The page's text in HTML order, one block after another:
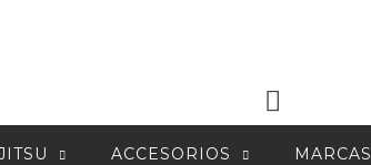
ACCESORIOS MARCAS